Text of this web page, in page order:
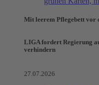
Mit leerem Pflegebett vor
LIGA fordert Regierung
verhindern
27.07.2026